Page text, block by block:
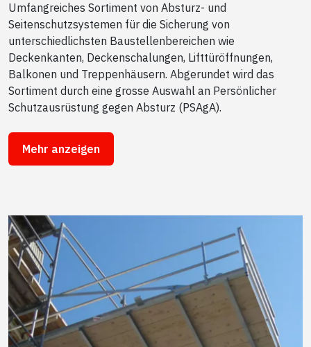
Umfangreiches Sortiment von Absturz- und
Seitenschutzsystemen für die Sicherung von
unterschiedlichsten Baustellenbereichen wie
Deckenkanten, Deckenschalungen, Lifttüröffnungen,
Balkonen und Treppenhäusern. Abgerundet wird das
Sortiment durch eine grosse Auswahl an Persönlicher
Schutzausrüstung gegen Absturz (PSAgA).
Mehr anzeigen